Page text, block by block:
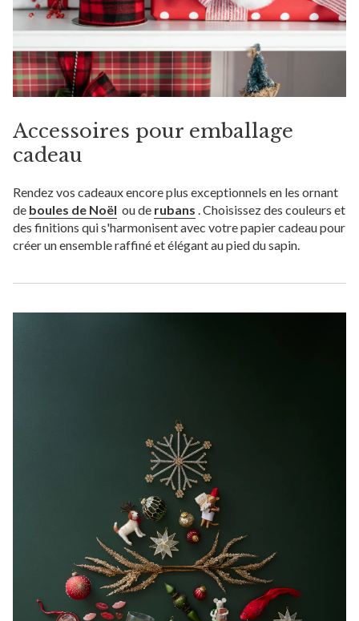
Accessoires pour emballage
cadeau
Rendez vos cadeaux encore plus exceptionnels en les ornant
de boules de Noël ou de rubans . Choisissez des couleurs et
des finitions qui s'harmonisent avec votre papier cadeau pour
créer un ensemble raffiné et élégant au pied du sapin.